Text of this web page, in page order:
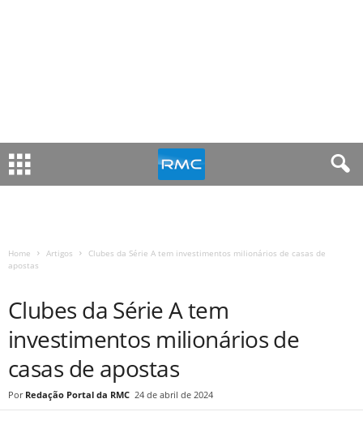
Home Artigos
Clubes da Série A tem investimentos milionários de casas de
apostas
Clubes da Série A tem
investimentos milionários de
casas de apostas
Redação Portal da RMC 24 de abril de 2024